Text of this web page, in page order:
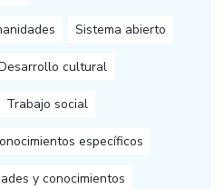
Sistema abierto
cultural
Trabajo social
específicos
y conocimientos